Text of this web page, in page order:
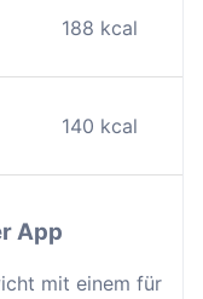
188 kcal
140 kcal
App
mit einem für